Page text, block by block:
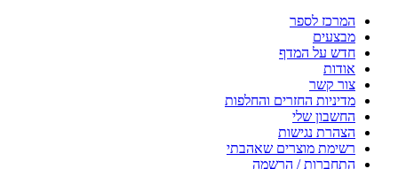
המרכז לספר
מבצעים
חדש על המדף
אודות
צור קשר
מדיניות החזרים והחלפות
החשבון שלי
הצהרת נגישות
רשימת מוצרים שאהבתי
התחברות / הרשמה